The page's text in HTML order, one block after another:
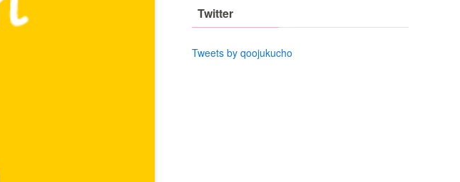
Twitter
Tweets by qoojukucho